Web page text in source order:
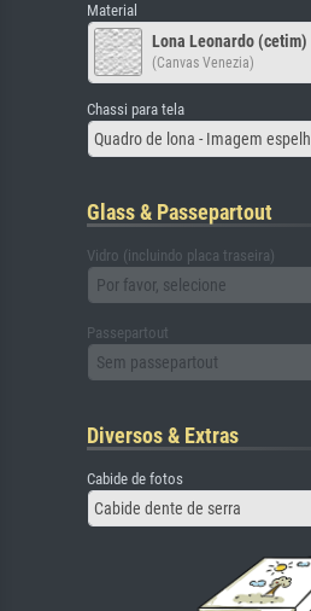
Material
Lona Leonardo (cetim)
(Canvas Venezia)
Chassi para tela
Quadro de lona - Imagem
Glass & Passepartout
Vidro (incluindo placa traseira)
Por favor, selecione
Passepartout
Sem passepartout
Diversos & Extras
Cabide de fotos
Cabide dente de serra